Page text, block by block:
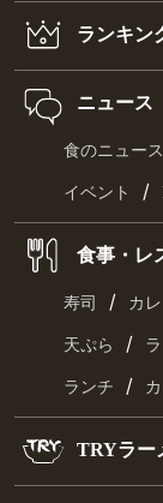
ランキン
ニュース
食のニュース
イベント /
食事・レ
寿司 / カ
天ぷら /
ランチ /
TRYラー